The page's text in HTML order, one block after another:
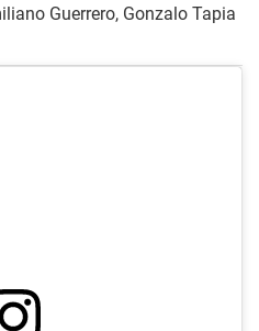
Guerrero, Gonzalo Tapia